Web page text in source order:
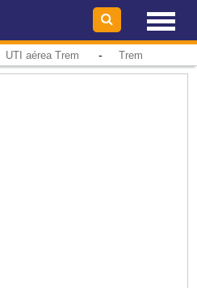
UTI aérea Trem - Trem